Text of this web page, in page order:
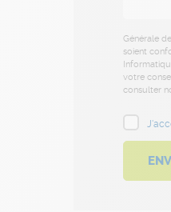
Générale
soient
votre
consulter